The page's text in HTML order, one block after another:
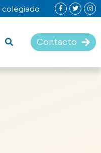
Contacto